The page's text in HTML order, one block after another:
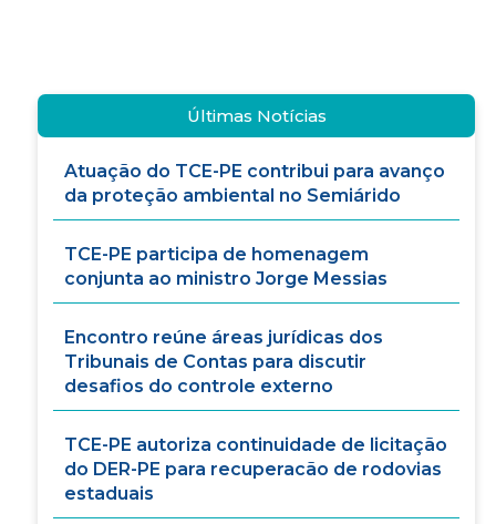
Últimas Notícias
Atuação do TCE-PE contribui para avanço
da proteção ambiental no Semiárido
TCE-PE participa de homenagem
conjunta ao ministro Jorge Messias
Encontro reúne áreas jurídicas dos
Tribunais de Contas para discutir
desafios do controle externo
TCE-PE autoriza continuidade de licitação
do DER-PE para recuperacão de rodovias
estaduais